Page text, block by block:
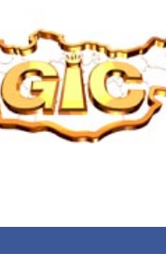
Геолог мэдээллийн төв
www.geology.gov.mn